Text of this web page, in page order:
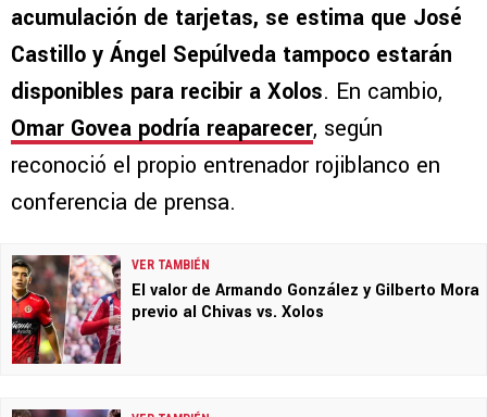
acumulación de tarjetas, se estima que José
Castillo y Ángel Sepúlveda tampoco estarán
disponibles para recibir a Xolos. En cambio,
Omar Govea podría reaparecer, según
reconoció el propio entrenador rojiblanco en
conferencia de prensa.
VER TAMBIÉN
El valor de Armando González y Gilberto Mora
previo al Chivas vs. Xolos